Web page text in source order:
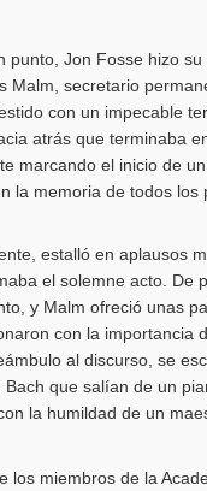
punto, Jon Fosse hizo su
Malm, secretario
con un impecable
atrás que terminaba
marcando el inicio de
la memoria de todos los
estalló en aplausos
el solemne acto. De
y Malm ofreció unas
con la importancia
al discurso, se
que salían de un
la humildad de un
los miembros de la